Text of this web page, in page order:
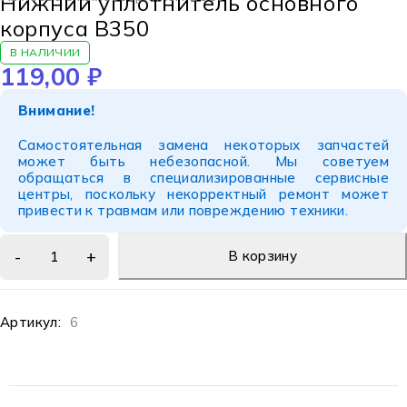
корпуса B350
В НАЛИЧИИ
119,00 ₽
Внимание!
Самостоятельная замена некоторых запчастей
может быть небезопасной. Мы советуем
обращаться в специализированные сервисные
центры, поскольку некорректный ремонт может
привести к травмам или повреждению техники.
В корзину
Артикул: 6